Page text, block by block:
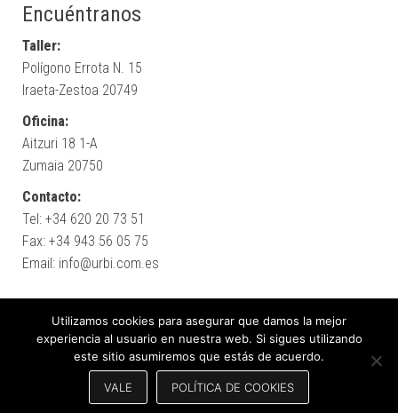
Encuéntranos
Taller:
Polígono Errota N. 15
Iraeta-Zestoa 20749
Oficina:
Aitzuri 18 1-A
Zumaia 20750
Contacto:
Tel: +34 620 20 73 51
Fax: +34 943 56 05 75
Email: info@urbi.com.es
Creado con WordPress | Tema:Bulk Shop
Utilizamos cookies para asegurar que damos la mejor
experiencia al usuario en nuestra web. Si sigues utilizando
este sitio asumiremos que estás de acuerdo.
VALE POLÍTICA DE COOKIES